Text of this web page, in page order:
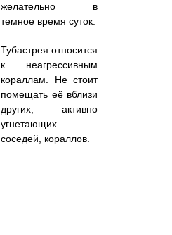
желательно в
темное время суток.
Тубастрея относится
к неагрессивным
кораллам. Не стоит
помещать её вблизи
других, активно
угнетающих
соседей, кораллов.